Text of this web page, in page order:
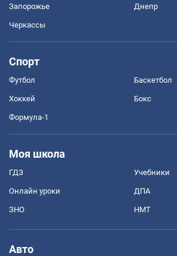
Запорожье Днепр
Черкассы
Спорт
Футбол Баскетбол
Хоккей Бокс
Формула-1
Моя школа
ГДЗ Учебники
Онлайн уроки ДПА
ЗНО НМТ
Авто